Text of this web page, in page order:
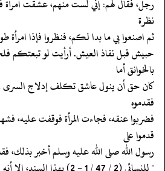
‏‏‏‏رجل، فقال لهم: إني لست منهم، عشقت امرأة
نظرة
‏‏‏‏ثم اصنعوا بي ما بدا لكم، فنظروا فإذا امرأة
‏‏‏‏حبيش قبل نفاذ العيش. أرأيت لو تبعتكم
بالخوانق أما
‏‏‏‏كان حق أن ينول عاشق تكلف إدلاج السرى
فقدموه
‏‏‏‏فضربوا عنقه، فجاءت المرأة فوقفت عليه،
قدموا على
‏‏‏‏رسول الله صلى الله عليه وسلم أخبر بذلك،